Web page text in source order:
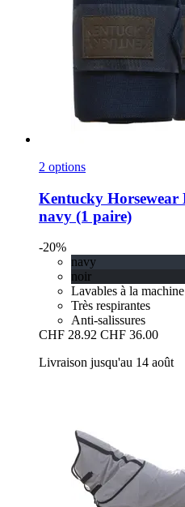
2 options
Kentucky Horsewear
navy (1 paire)
-20%
navy
noir
Lavables à la
Très respirantes
Anti-salissures
CHF 28.92 CHF 36.00
Livraison jusqu'au 14 août